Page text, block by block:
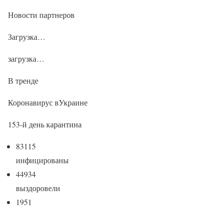
Новости партнеров
Загрузка…
загрузка…
В тренде
Коронавирус вУкраине
153-й день карантина
83115
инфицированы
44934
выздоровели
1951